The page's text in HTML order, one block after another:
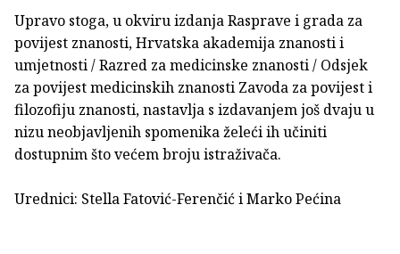
Upravo stoga, u okviru izdanja Rasprave i grada za
povijest znanosti, Hrvatska akademija znanosti i
umjetnosti / Razred za medicinske znanosti / Odsjek
za povijest medicinskih znanosti Zavoda za povijest i
filozofiju znanosti, nastavlja s izdavanjem još dvaju u
nizu neobjavljenih spomenika želeći ih učiniti
dostupnim što većem broju istraživača.
Urednici: Stella Fatović-Ferenčić i Marko Pećina